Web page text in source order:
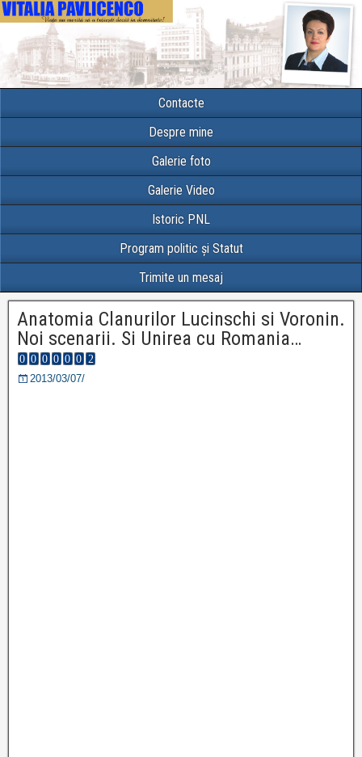
Contacte
Despre mine
Galerie foto
Galerie Video
Istoric PNL
Program politic și Statut
Trimite un mesaj
Anatomia Clanurilor Lucinschi si Voronin.
Noi scenarii. Si Unirea cu Romania…
2013/03/07/